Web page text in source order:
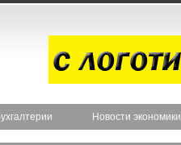
Новости экономики